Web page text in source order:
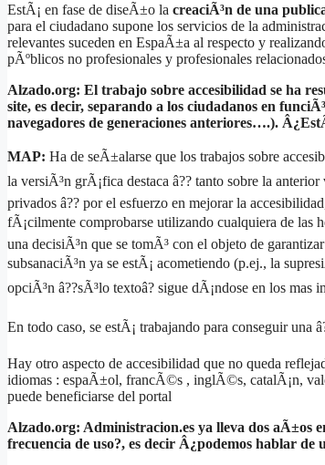
EstÃ¡ en fase de diseÃ±o la creaciÃ³n de una
para el ciudadano supone los servicios de la
relevantes suceden en EspaÃ±a al respecto y
pÃºblicos no profesionales y profesionales
Alzado.org: El trabajo sobre accesibilidad se ha
site, es decir, separando a los ciudadanos en
navegadores de generaciones anteriores….).
MAP: Ha de seÃ±alarse que los trabajos sobre
la versiÃ³n grÃ¡fica destaca â?? tanto sobre la
privados â?? por el esfuerzo en mejorar la
fÃ¡cilmente comprobarse utilizando cualquiera de las
una decisiÃ³n que se tomÃ³ con el objeto de
subsanaciÃ³n ya se estÃ¡ acometiendo (p.ej., la
opciÃ³n â??sÃ³lo textoâ? sigue dÃ¡ndose en los
En todo caso, se estÃ¡ trabajando para conseguir una
Hay otro aspecto de accesibilidad que no queda
idiomas : espaÃ±ol, francÃ©s , inglÃ©s, catalÃ¡n,
puede beneficiarse del portal
Alzado.org: Administracion.es ya lleva dos aÃ±os
frecuencia de uso?, es decir Â¿podemos hablar